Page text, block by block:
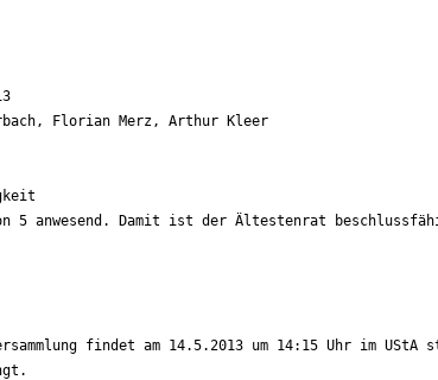
Florian Merz, Arthur Kleer
5 anwesend. Damit ist der Ältestenrat
findet am 14.5.2013 um 14:15 Uhr im UStA